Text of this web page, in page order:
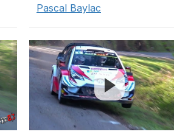
Pascal Baylac